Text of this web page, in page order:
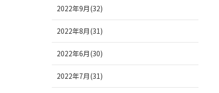
2022年9月(32)
2022年8月(31)
2022年6月(30)
2022年7月(31)